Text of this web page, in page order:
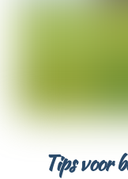
Tips voor